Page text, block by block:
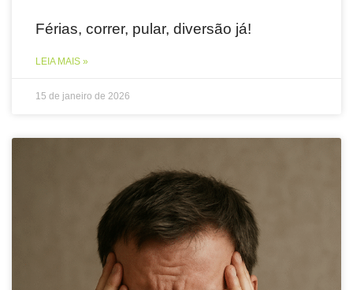
Férias, correr, pular, diversão já!
LEIA MAIS »
15 de janeiro de 2026